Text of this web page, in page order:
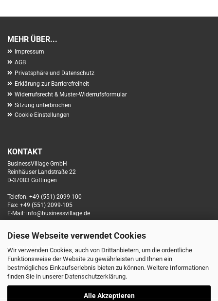
Diese Webseite verwendet Cookies
Wir verwenden Cookies, auch von Drittanbietern, um die ordentliche
Funktionsweise der Website zu gewährleisten und Ihnen ein
bestmögliches Einkaufserlebnis bieten zu können. Weitere Informationen
finden Sie in unserer Datenschutzerklärung.
Alle Akzeptieren
MEHR ÜBER...
Impressum
AGB
Privatsphäre und Datenschutz
Erklärung zur Barrierefreiheit
Widerrufsrecht & Muster-Widerrufsformular
Sitzung unterbrochen
Cookie Einstellungen
KONTAKT
BusinessVillage GmbH
Reinhäuser Landstraße 22
D-37083 Göttingen
Telefon: +49 (551) 2099-100
Fax: +49 (551) 2099-105
E-Mail: info@businessvillage.de
SOCIAL MEDIA